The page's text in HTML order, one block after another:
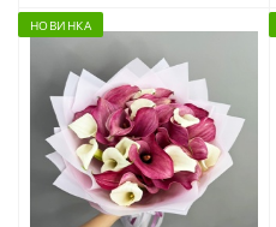
НОВИНКА